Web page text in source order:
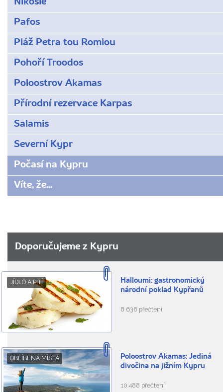
Pafos
Pláž Petra tou Romiou
Pohoří Troodos
Poloostrov Akamas
Přírodní rezervace Karpas
Salamis
Severní Kypr
Počasí na Kypru
Víte, že...
Doporučujeme z Kypru
JÍDLO A PITÍ
Halloumi: gastronomický
národní poklad Kypřanů
8.638 přečtení
OBLÍBENÁ MÍSTA
Poloostrov Akamas: Jediná
divočina na jižním Kypru
10.488 přečtení